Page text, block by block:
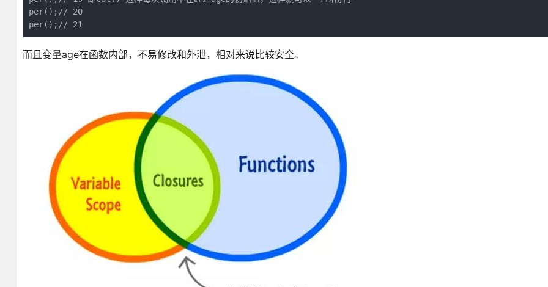
per();// 20
per();// 21
而且变量age在函数内部，不易修改和外泄，相对来说比较安全。